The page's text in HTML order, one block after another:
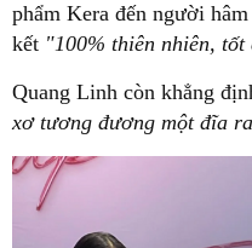
phẩm Kera đến người
kết "100% thiên nhiên, tốt
Quang Linh còn khẳng
xơ tương đương một đĩa